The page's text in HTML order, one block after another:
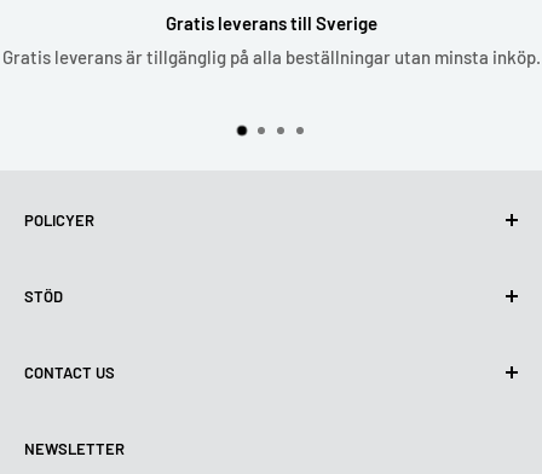
Gratis leverans till Sverige
Gratis leverans är tillgänglig på alla beställningar utan minsta inköp.
POLICYER
Användning av cookies (GDPR)
Leveransvillkor
Betalningsvillkor
STÖD
Kontakta oss
Rättsligt meddelande
CONTACT US
Tisdag:9:00 - 18:00
NEWSLETTER